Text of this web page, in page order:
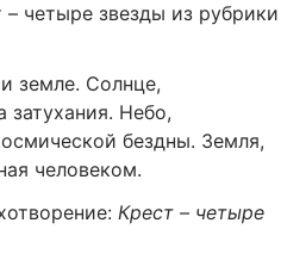
– четыре звезды из рубрики
земле. Солнце,
Небо,
бездны. Земля,
человеком.
Крест – четыре